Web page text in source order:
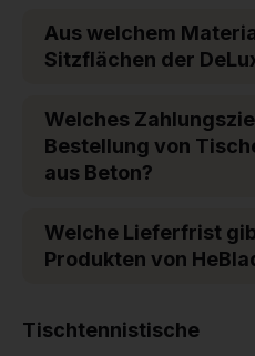
Aus welchem
Sitzflächen der
Welches
Bestellung von
aus Beton?
Welche Lieferfrist
Produkten von
Tischtennistische